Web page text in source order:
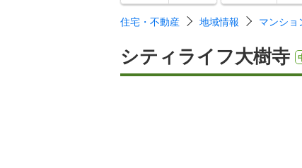
住宅・不動産 地域情報 マンショ
シティライフ大樹寺